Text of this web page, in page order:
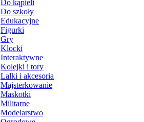
Do kąpieli
Do szkoły
Edukacyjne
Figurki
Gry
Klocki
Interaktywne
Kolejki i tory
Lalki i akcesoria
Majsterkowanie
Maskotki
Militarne
Modelarstwo